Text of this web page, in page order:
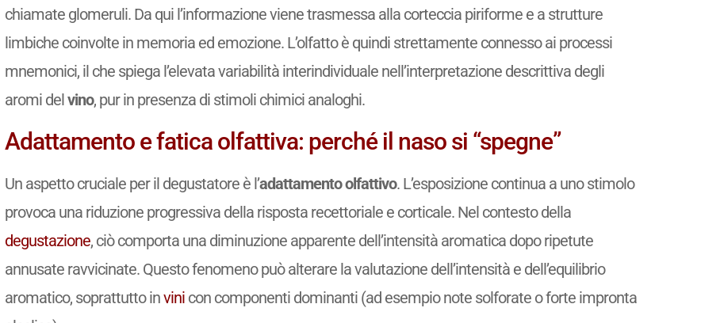
chiamate glomeruli. Da qui l’informazione viene trasmessa alla corteccia piriforme e a strutture
limbiche coinvolte in memoria ed emozione. L’olfatto è quindi strettamente connesso ai processi
mnemonici, il che spiega l’elevata variabilità interindividuale nell’interpretazione descrittiva degli
aromi delvino, pur in presenza di stimoli chimici analoghi.
Adattamento e fatica olfattiva: perché il naso si “spegne”
Un aspetto cruciale per il degustatore è l’adattamento olfattivo. L’esposizione continua a uno stimolo
provoca una riduzione progressiva della risposta recettoriale e corticale. Nel contesto della
degustazione, ciò comporta una diminuzione apparente dell’intensità aromatica dopo ripetute
annusate ravvicinate. Questo fenomeno può alterare la valutazione dell’intensità e dell’equilibrio
aromatico, soprattutto invinicon componenti dominanti (ad esempio note solforate o forte impronta